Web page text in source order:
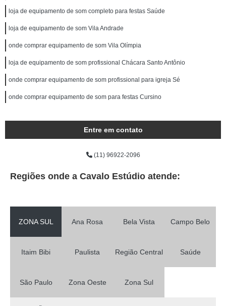
loja de equipamento de som completo para festas Saúde
loja de equipamento de som Vila Andrade
onde comprar equipamento de som Vila Olímpia
loja de equipamento de som profissional Chácara Santo Antônio
onde comprar equipamento de som profissional para igreja Sé
onde comprar equipamento de som para festas Cursino
Entre em contato
(11) 96922-2096
Regiões onde a Cavalo Estúdio atende:
ZONA SUL Ana Rosa Bela Vista Campo Belo
Itaim Bibi Paulista Região Central Saúde
São Paulo Zona Oeste Zona Sul